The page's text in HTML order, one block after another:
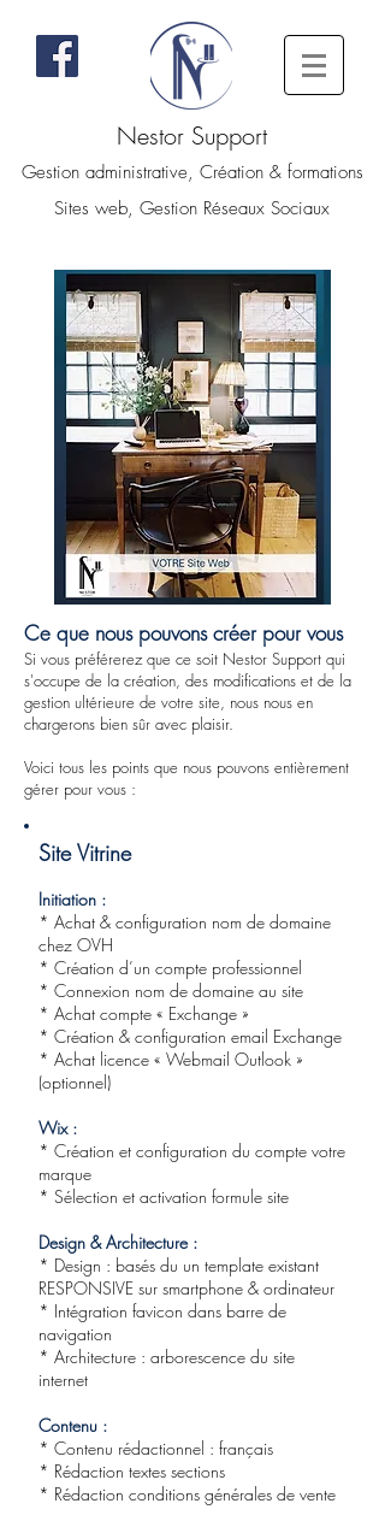
Nestor Support
Gestion administrative, Création & formations
Sites web, Gestion Réseaux Sociaux
Ce que nous pouvons créer pour vous
Si vous préférerez que ce soit Nestor Support qui
s'occupe de la création, des modifications et de la
gestion ultérieure de votre site, nous nous en
chargerons bien sûr avec plaisir.
Voici tous les points que nous pouvons entièrement
gérer pour vous :
Site Vitrine
Initiation :
* Achat & configuration nom de domaine
chez OVH
* Création d’un compte professionnel
* Connexion nom de domaine au site
* Achat compte « Exchange »
* Création & configuration email Exchange
* Achat licence « Webmail Outlook »
(optionnel)
Wix :
* Création et configuration du compte votre
marque
* Sélection et activation formule site
Design & Architecture :
* Design : basés du un template existant
RESPONSIVE sur smartphone & ordinateur
* Intégration favicon dans barre de
navigation
* Architecture : arborescence du site
internet
Contenu :
* Contenu rédactionnel : français
* Rédaction textes sections
* Rédaction conditions générales de vente